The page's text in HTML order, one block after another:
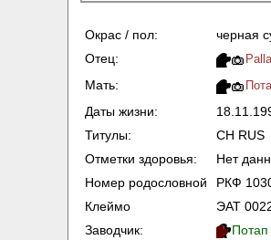
Окрас / пол:
черная
Отец:
Мать:
Даты жизни:
Титулы:
CH RUS
Отметки здоровья:
Нет
Номер родословной
РКФ
Клеймо
ЭАТ
Заводчик: